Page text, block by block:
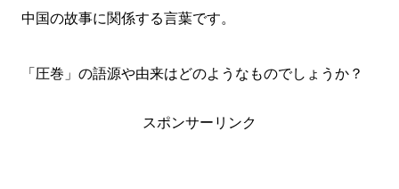
中国の故事に関係する言葉です。
「圧巻」の語源や由来はどのようなものでしょうか？
スポンサーリンク